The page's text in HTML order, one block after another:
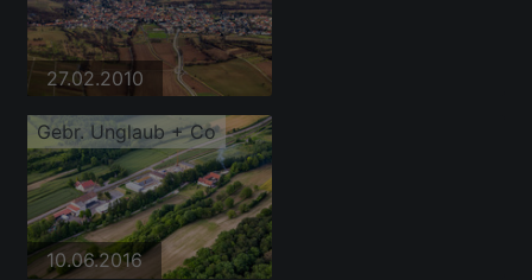
27.02.2010
Gebr. Unglaub + Co
10.06.2016